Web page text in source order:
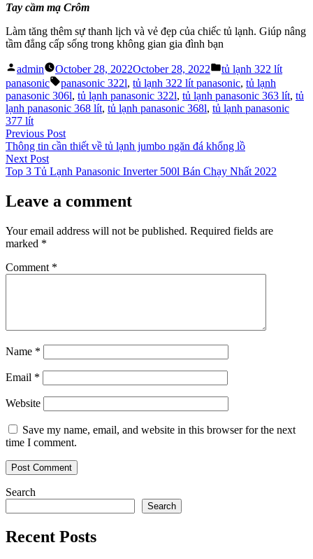
Tay cầm mạ Crôm
Làm tăng thêm sự thanh lịch và vẻ đẹp của chiếc tủ lạnh. Giúp nâng
tầm đẳng cấp sống trong không gian gia đình bạn
Posted
by
admin October 28, 2022October 28, 2022
Posted
in
tủ lạnh 322 lít
panasonic
Tags:
panasonic 322l, tủ lạnh 322 lít panasonic, tủ lạnh
panasonic 306l, tủ lạnh panasonic 322l, tủ lạnh panasonic 363 lít, tủ
lạnh panasonic 368 lít, tủ lạnh panasonic 368l, tủ lạnh panasonic
377 lít
Post
navigation
Previous PostPrevious
post:
Thông tin cần thiết về tủ lạnh jumbo ngăn đá khổng lồ
Next PostNext
post:
Top 3 Tủ Lạnh Panasonic Inverter 500l Bán Chạy Nhất 2022
Leave a comment
Your email address will not be published. Required fields are
marked *
Comment *
Name *
Email *
Website
Save my name, email, and website in this browser for the next
time I comment.
Search
Search
Recent Posts